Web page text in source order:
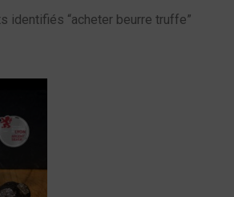
identifiés “acheter beurre truffe”